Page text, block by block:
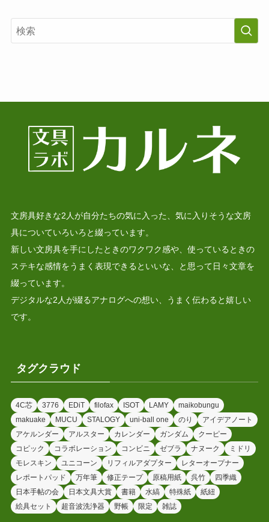
文房具好きな2人が自分たちの気に入った、気に入りそうな文房
具についていろいろと綴っています。
新しい文房具を手にしたときのワクワク感や、使っているときの
ステキな感情をうまく表現できるといいな、と思って日々文章を
綴っています。
デジタルな2人が綴るアナログへの想い、うまく伝わると嬉しい
です。
タグクラウド
4C芯 3776 EDiT filofax ISOT LAMY
maikobungu
makuake
MUCU STALOGY uni-ball one のり
アイデアノート
アケルンダー
アルスター カレンダー ガンダム
クーピー
コピック
コラボレーション コンビニ ゼブラ ナヌーク
ミドリ
モレスキン
ユニコーン リフィルアダプター
レターオープナー
レポートパッド
万年筆 修正テープ 原稿用紙 呉竹
四季織
日本手帖の会
日本文具大賞 書籍 水縞 特殊紙
紙紐
絵具セット
超音波洗浄器 野帳 限定 雑誌